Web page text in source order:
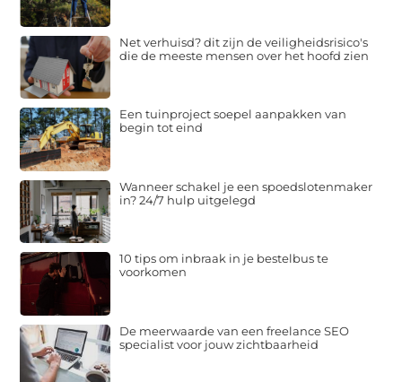
Net verhuisd? dit zijn de veiligheidsrisico's
die de meeste mensen over het hoofd zien
Een tuinproject soepel aanpakken van
begin tot eind
Wanneer schakel je een spoedslotenmaker
in? 24/7 hulp uitgelegd
10 tips om inbraak in je bestelbus te
voorkomen
De meerwaarde van een freelance SEO
specialist voor jouw zichtbaarheid